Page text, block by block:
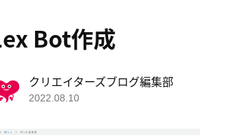
Bot作成
クリエイターズブログ編集部
2022.08.10